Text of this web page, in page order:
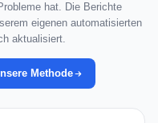
hat. Die Berichte
eigenen automatisierten
aktualisiert.
Methode